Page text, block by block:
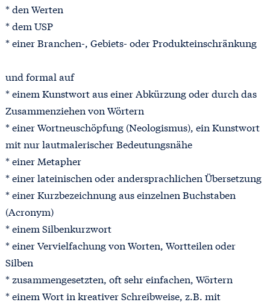
* den Werten
* dem USP
* einer Branchen-, Gebiets- oder Produkteinschränkung
und formal auf
* einem Kunstwort aus einer Abkürzung oder durch das
Zusammenziehen von Wörtern
* einer Wortneuschöpfung (Neologismus), ein Kunstwort
mit nur lautmalerischer Bedeutungsnähe
* einer Metapher
* einer lateinischen oder andersprachlichen Übersetzung
* einer Kurzbezeichnung aus einzelnen Buchstaben
(Acronym)
* einem Silbenkurzwort
* einer Vervielfachung von Worten, Wortteilen oder
Silben
* zusammengesetzten, oft sehr einfachen, Wörtern
* einem Wort in kreativer Schreibweise, z.B. mit